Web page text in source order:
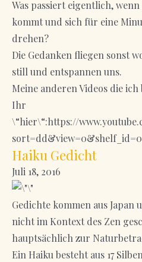
Was passiert eigentlich,
kommt und sich für eine
drehen?
Die Gedanken fliegen sonst
still und entspannen uns.
Meine anderen Videos die ich
Ihr
\“hier\“:https://
Haiku Gedicht
Juli 18, 2016
Gedichte kommen aus
nicht im Kontext des Zen
hauptsächlich zur
Ein Haiku besteht aus 17